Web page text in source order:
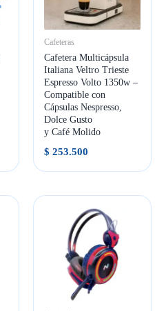
Cafeteras
Cafetera Multicápsula
Italiana Veltro Trieste
Espresso Volto 1350w –
Compatible con
Cápsulas Nespresso,
Dolce Gusto
y Café Molido
$ 253.500